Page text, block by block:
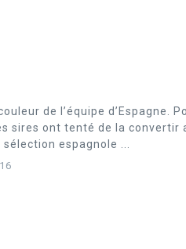
de l’équipe d’Espagne.
sires ont tenté de la convertir
espagnole ...